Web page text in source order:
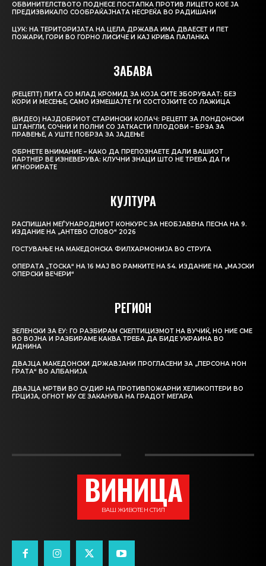
ОБВИНИТЕЛСТВОТО ПОДНЕСЕ ПОСТАПКА ПРОТИВ ЛИЦЕТО КОЕ ЈА
ПРЕДИЗВИКАЛО СООБРАЌАЈНАТА НЕСРЕЌА ВО РАДИШАНИ
ЦУК: НА ТЕРИТОРИЈАТА НА ЦЕЛА ДРЖАВА ИМА ДВАЕСЕТ И ПЕТ
ПОЖАРИ, ГОРИ ВО ГОРНО ЛИСИЧЕ И КАЈ КРИВА ПАЛАНКА
ЗАБАВА
(РЕЦЕПТ) ПИТА СО МЛАД КРОМИД ЗА КОЈА СИТЕ ЗБОРУВААТ: БЕЗ
КОРИ И МЕСЕЊЕ, САМО ИЗМЕШАЈТЕ ГИ СОСТОЈКИТЕ СО ЛАЖИЦА
(ВИДЕО) НАЈДОБРИОТ СТАРИНСКИ КОЛАЧ: РЕЦЕПТ ЗА ЛОНДОНСКИ
ШТАНГЛИ, СОЧНИ И ПОЛНИ СО ЈАТКАСТИ ПЛОДОВИ – БРЗА ЗА
ПРАВЕЊЕ, А УШТЕ ПОБРЗА ЗА ЈАДЕЊЕ
ОБРНЕТЕ ВНИМАНИЕ – КАКО ДА ПРЕПОЗНАЕТЕ ДАЛИ ВАШИОТ
ПАРТНЕР ВЕ ИЗНЕВЕРУВА: КЛУЧНИ ЗНАЦИ ШТО НЕ ТРЕБА ДА ГИ
ИГНОРИРАТЕ
КУЛТУРА
РАСПИШАН МЕЃУНАРОДНИОТ КОНКУРС ЗА НЕОБЈАВЕНА ПЕСНА НА 9.
ИЗДАНИЕ НА „АНТЕВО СЛОВО“ 2026
ГОСТУВАЊЕ НА МАКЕДОНСКА ФИЛХАРМОНИЈА ВО СТРУГА
ОПЕРАТА „ТОСКА“ НА 16 МАЈ ВО РАМКИТЕ НА 54. ИЗДАНИЕ НА „МАЈСКИ
ОПЕРСКИ ВЕЧЕРИ“
РЕГИОН
ЗЕЛЕНСКИ ЗА ЕУ: ГО РАЗБИРАМ СКЕПТИЦИЗМОТ НА ВУЧИЌ, НО НИЕ СМЕ
ВО ВОЈНА И РАЗБИРАМЕ КАКВА ТРЕБА ДА БИДЕ УКРАИНА ВО
ИДНИНА
ДВАЈЦА МАКЕДОНСКИ ДРЖАВЈАНИ ПРОГЛАСЕНИ ЗА „ПЕРСОНА НОН
ГРАТА“ ВО АЛБАНИЈА
ДВАЈЦА МРТВИ ВО СУДИР НА ПРОТИВПОЖАРНИ ХЕЛИКОПТЕРИ ВО
ГРЦИЈА, ОГНОТ МУ СЕ ЗАКАНУВА НА ГРАДОТ МЕГАРА
ВИНИЦА
ВАШ ЖИВОТЕН СТИЛ